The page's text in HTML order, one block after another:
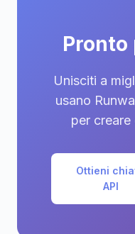
Pronto
Unisciti a
usano
per
Ottieni
API